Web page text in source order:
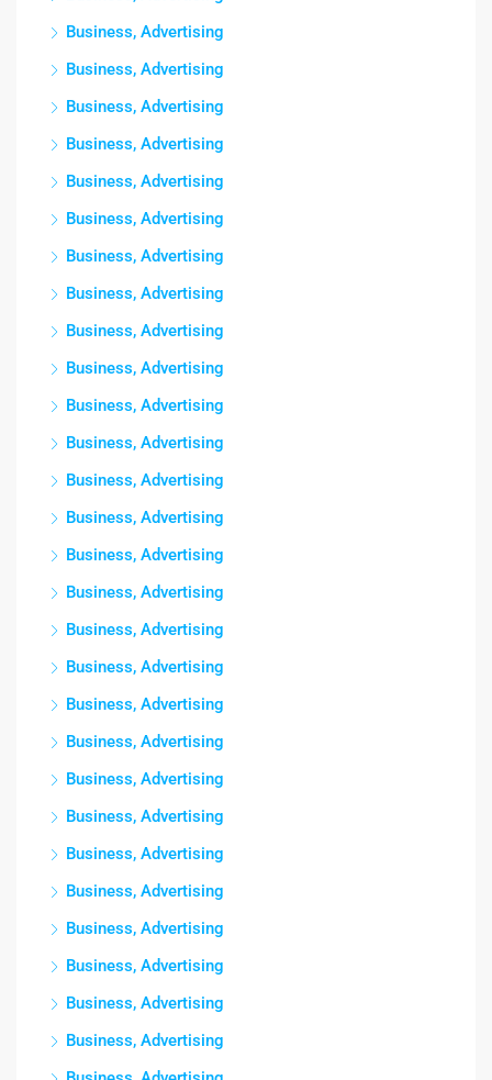
Business, Advertising
Business, Advertising
Business, Advertising
Business, Advertising
Business, Advertising
Business, Advertising
Business, Advertising
Business, Advertising
Business, Advertising
Business, Advertising
Business, Advertising
Business, Advertising
Business, Advertising
Business, Advertising
Business, Advertising
Business, Advertising
Business, Advertising
Business, Advertising
Business, Advertising
Business, Advertising
Business, Advertising
Business, Advertising
Business, Advertising
Business, Advertising
Business, Advertising
Business, Advertising
Business, Advertising
Business, Advertising